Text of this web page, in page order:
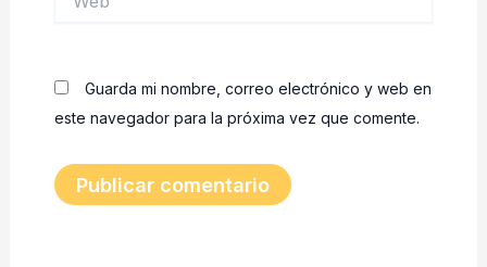
Guarda mi nombre, correo electrónico y web en
este navegador para la próxima vez que comente.